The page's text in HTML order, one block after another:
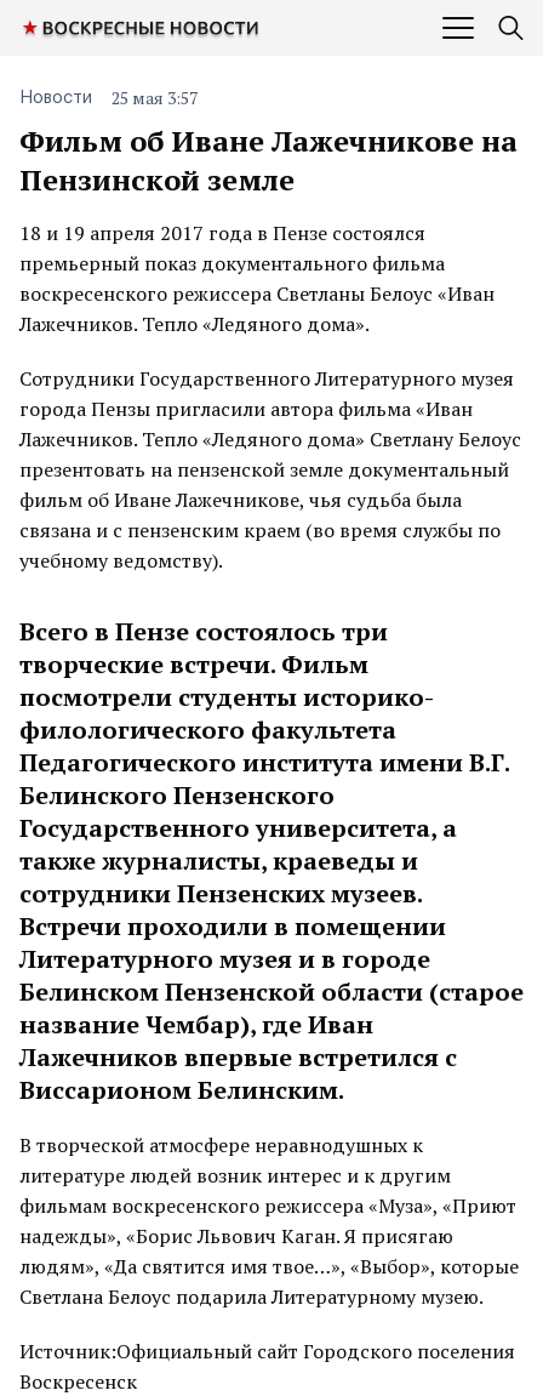
Фильм об Иване Лажечникове на
Пензинской земле
Новости 25 мая 3:57
18 и 19 апреля 2017 года в Пензе состоялся
премьерный показ документального фильма
воскресенского режиссера Светланы Белоус «Иван
Лажечников. Тепло «Ледяного дома».
Сотрудники Государственного Литературного музея
города Пензы пригласили автора фильма «Иван
Лажечников. Тепло «Ледяного дома» Светлану Белоус
презентовать на пензенской земле документальный
фильм об Иване Лажечникове, чья судьба была
связана и с пензенским краем (во время службы по
учебному ведомству).
Всего в Пензе состоялось три
творческие встречи. Фильм
посмотрели студенты историко-
филологического факультета
Педагогического института имени В.Г.
Белинского Пензенского
Государственного университета, а
также журналисты, краеведы и
сотрудники Пензенских музеев.
Встречи проходили в помещении
Литературного музея и в городе
Белинском Пензенской области (старое
название Чембар), где Иван
Лажечников впервые встретился с
Виссарионом Белинским.
В творческой атмосфере неравнодушных к
литературе людей возник интерес и к другим
фильмам воскресенского режиссера «Муза», «Приют
надежды», «Борис Львович Каган. Я присягаю
людям», «Да святится имя твое…», «Выбор», которые
Светлана Белоус подарила Литературному музею.
Источник:Официальный сайт Городского поселения
Воскресенск